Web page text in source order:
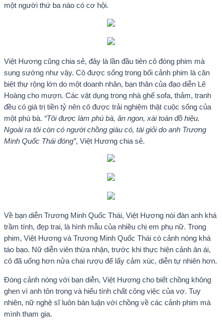
một người thứ ba nào có cơ hội.
Việt Hương cũng chia sẻ, đây là lần đầu tiên cô đóng phim mà
sung sướng như vậy. Cô được sống trong bối cảnh phim là căn
biệt thự rộng lớn do một doanh nhân, bạn thân của đạo diễn Lê
Hoàng cho mượn. Các vật dụng trong nhà ghế sofa, thảm, tranh
đều có giá trị tiền tỷ nên cô được trải nghiệm thật cuộc sống của
một phú bà. “Tôi được làm phú bà, ăn ngon, xài toàn đồ hiệu.
Ngoài ra tôi còn có người chồng giàu có, tài giỏi do anh Trương
Minh Quốc Thái đóng”, Việt Hương chia sẻ.
Về bạn diễn Trương Minh Quốc Thái, Việt Hương nói đàn anh khá
trầm tính, đẹp trai, là hình mẫu của nhiều chị em phụ nữ. Trong
phim, Việt Hương và Trương Minh Quốc Thái có cảnh nóng khá
táo bạo. Nữ diễn viên thừa nhận, trước khi thực hiện cảnh ân ái,
cô đã uống hơn nửa chai rượu để lấy cảm xúc, diễn tự nhiên hơn.
Đóng cảnh nóng với bạn diễn, Việt Hương cho biết chồng không
ghen vì anh tôn trọng và hiểu tính chất công việc của vợ. Tuy
nhiên, nữ nghệ sĩ luôn bàn luận với chồng về các cảnh phim mà
mình tham gia.